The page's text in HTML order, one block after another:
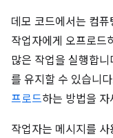
데모 코드에서는 컴
작업자에게 오프로드
많은 작업을 실행합
를 유지할 수 있습니
프로드하는 방법을
작업자는 메시지를